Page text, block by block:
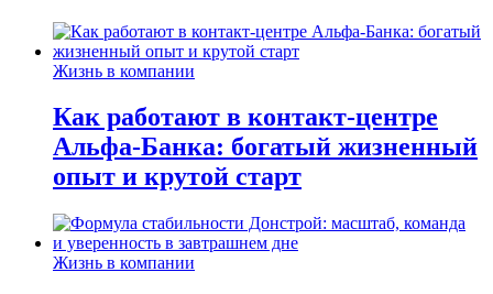
Жизнь в компании
Как работают в контакт-центре
Альфа-Банка: богатый жизненный
опыт и крутой старт
Жизнь в компании